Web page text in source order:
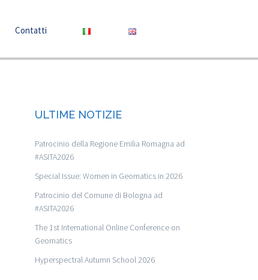
Contatti
ULTIME NOTIZIE
Patrocinio della Regione Emilia Romagna ad
#ASITA2026
Special Issue: Women in Geomatics in 2026
Patrocinio del Comune di Bologna ad
#ASITA2026
The 1st International Online Conference on
Geomatics
Hyperspectral Autumn School 2026